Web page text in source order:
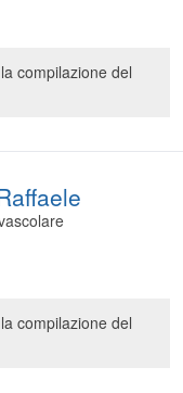
compilazione del
compilazione del